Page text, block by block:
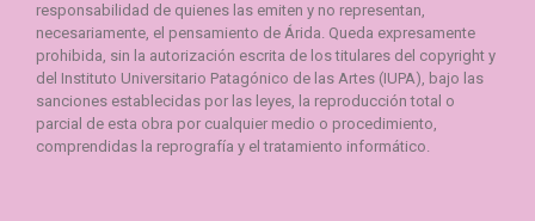
responsabilidad de quienes las emiten y no representan,
necesariamente, el pensamiento de Árida. Queda expresamente
prohibida, sin la autorización escrita de los titulares del copyright y
del Instituto Universitario Patagónico de las Artes (IUPA), bajo las
sanciones establecidas por las leyes, la reproducción total o
parcial de esta obra por cualquier medio o procedimiento,
comprendidas la reprografía y el tratamiento informático.